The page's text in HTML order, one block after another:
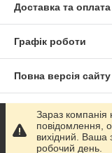
Доставка та оплата
Графік роботи
Повна версія сайту
Сайт створено на
Політика
Зараз
повідомлення,
вихідний. Ваша
робочий день.